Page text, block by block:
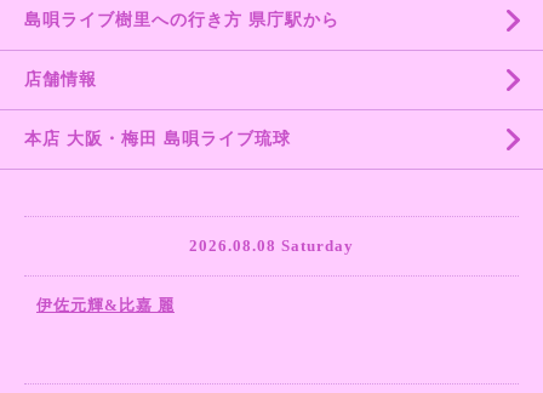
島唄ライブ樹里への行き方 県庁駅から
店舗情報
本店 大阪・梅田 島唄ライブ琉球
2026.08.08 Saturday
伊佐元輝&比嘉 麗